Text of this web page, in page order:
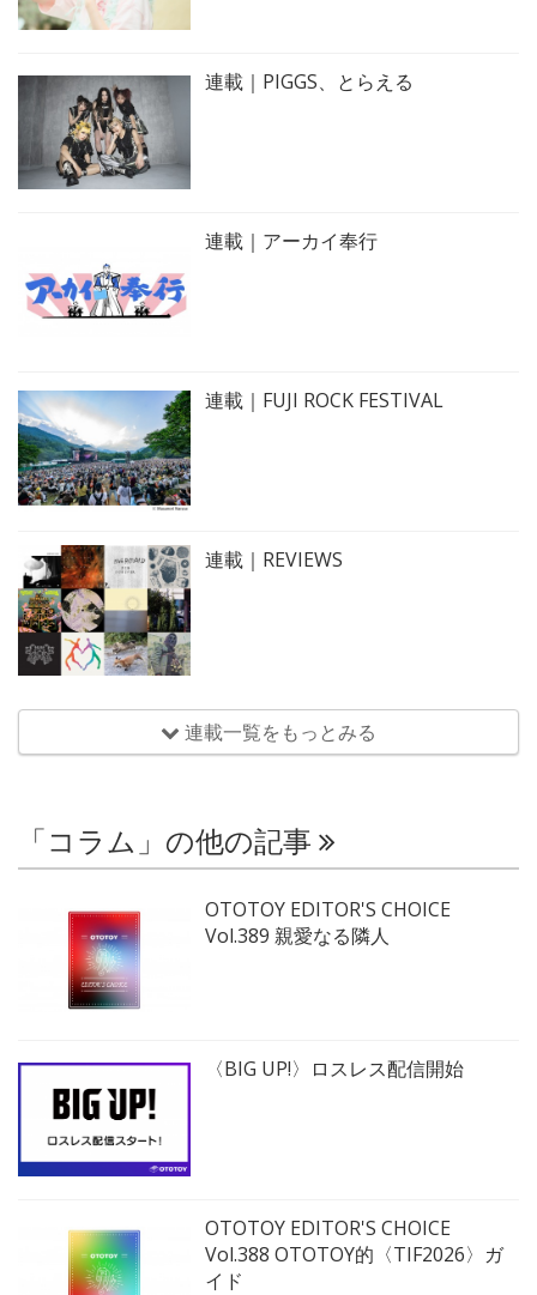
連載｜PIGGS、とらえる
連載｜アーカイ奉行
連載｜FUJI ROCK FESTIVAL
連載｜REVIEWS
連載一覧をもっとみる
「コラム」の他の記事
OTOTOY EDITOR'S CHOICE
Vol.389 親愛なる隣人
〈BIG UP!〉ロスレス配信開始
OTOTOY EDITOR'S CHOICE
Vol.388 OTOTOY的〈TIF2026〉ガ
イド